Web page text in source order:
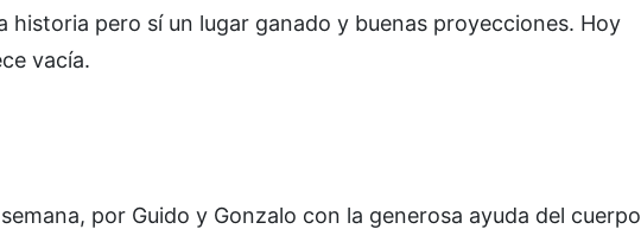
pero sí un lugar ganado y buenas proyecciones. Hoy
vacía.
por Guido y Gonzalo con la generosa ayuda del cuerpo